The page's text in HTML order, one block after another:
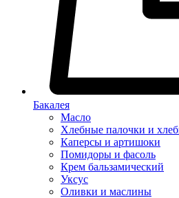
Бакалея
Масло
Хлебные палочки и
Каперсы и артишоки
Помидоры и фасоль
Крем бальзамический
Уксус
Оливки и маслины